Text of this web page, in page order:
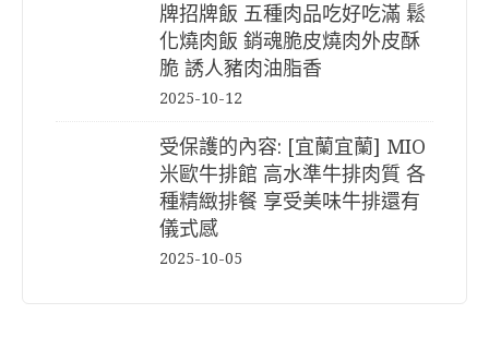
牌招牌飯 五種肉品吃好吃滿 鬆
化燒肉飯 銷魂脆皮燒肉外皮酥
脆 誘人豬肉油脂香
2025-10-12
受保護的內容: [宜蘭宜蘭] MIO
米歐牛排館 高水準牛排肉質 各
種精緻排餐 享受美味牛排還有
儀式感
2025-10-05